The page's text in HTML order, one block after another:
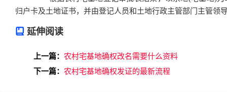
归户卡及土地证书，并由登记人员和土地行政主管部门主管领
延伸阅读
上一篇： 农村宅基地确权改名需要什么资料
下一篇： 农村宅基地确权发证的最新流程